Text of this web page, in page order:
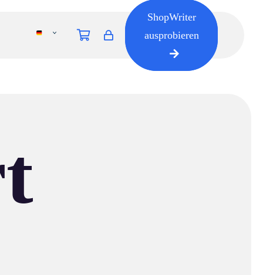
ShopWriter
ausprobieren